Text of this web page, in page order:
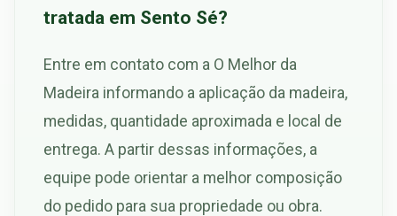
tratada em Sento Sé?
Entre em contato com a O Melhor da
Madeira informando a aplicação da madeira,
medidas, quantidade aproximada e local de
entrega. A partir dessas informações, a
equipe pode orientar a melhor composição
do pedido para sua propriedade ou obra.